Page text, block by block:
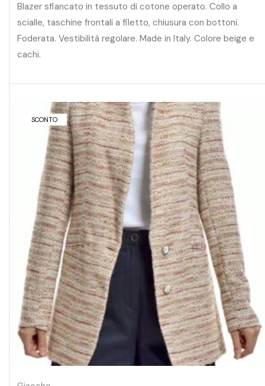
Blazer sfiancato in tessuto di cotone operato. Collo a
scialle, taschine frontali a filetto, chiusura con bottoni.
Foderata. Vestibilità regolare. Made in Italy. Colore beige e
cachi.
SCONTO